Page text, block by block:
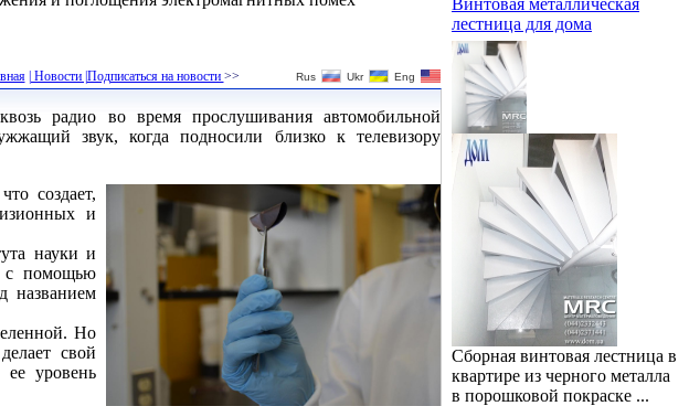
| Новости | Подписаться на новости >> Rus Ukr Eng
радио во время прослушивания автомобильной
звук, когда подносили близко к телевизору
создает,
и
науки и
с помощью
названием
Но
свой
уровень
Винтовая металлическая
лестница для дома
Сборная винтовая лестница в
квартире из черного металла
в порошковой покраске ...